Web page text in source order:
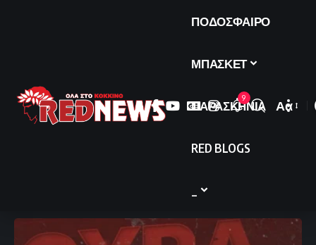
ΠΟΔΟΣΦΑΙΡΟ
ΜΠΑΣΚΕΤ
ΠΑΡΑΣΚΗΝΙΑ
RED BLOGS
9
Font
Αα